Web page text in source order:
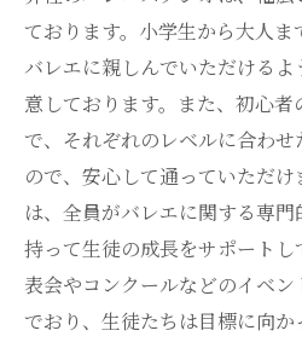
ております。小学生から大人
バレエに親しんでいただける
意しております。また、初心者
で、それぞれのレベルに合わ
ので、安心して通っていただ
は、全員がバレエに関する専
持って生徒の成長をサポート
表会やコンクールなどのイベ
でおり、生徒たちは目標に向